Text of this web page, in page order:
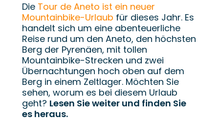
Die Tour de Aneto ist ein neuer
Mountainbike-Urlaub für dieses Jahr. Es
handelt sich um eine abenteuerliche
Reise rund um den Aneto, den höchsten
Berg der Pyrenäen, mit tollen
Mountainbike-Strecken und zwei
Übernachtungen hoch oben auf dem
Berg in einem Zeltlager. Möchten Sie
sehen, worum es bei diesem Urlaub
geht? Lesen Sie weiter und finden Sie
es heraus.